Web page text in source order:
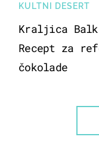
KULTNI DESERT
Kraljica
Recept za
čokolade